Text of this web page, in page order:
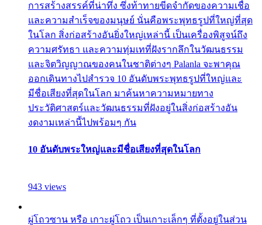
การสร้างสรรค์ที่น่าทึ่ง ซึ่งท้าทายขีดจำกัดของความเชื่อ
และความสำเร็จของมนุษย์ นั่นคือพระพุทธรูปที่ใหญ่ที่สุด
ในโลก สิ่งก่อสร้างอันยิ่งใหญ่เหล่านี้ เป็นเครื่องพิสูจน์ถึง
ความศรัทธา และความทุ่มเทที่ฝังรากลึกในวัฒนธรรม
และจิตวิญญาณของคนในชาติต่างๆ Palanla จะพาคุณ
ออกเดินทางไปสำรวจ 10 อันดับพระพุทธรูปที่ใหญ่และ
มีชื่อเสียงที่สุดในโลก มาค้นหาความหมายทาง
ประวัติศาสตร์และวัฒนธรรมที่ฝังอยู่ในสิ่งก่อสร้างอัน
งดงามเหล่านี้ไปพร้อมๆ กัน
10 อันดับพระใหญ่และมีชื่อเสียงที่สุดในโลก
943 views
ผู่โถวซาน หรือ เกาะผู่โถว เป็นเกาะเล็กๆ ที่ตั้งอยู่ในส่วน